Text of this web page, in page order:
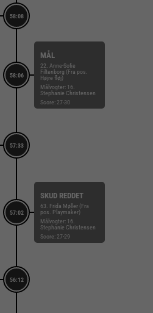
58:08
58:06
MÅL
22. Anne-Sofie
Filtenborg (Fra pos.
Højre fløj)
Målvogter: 16.
Stephanie Christensen
Score: 27-30
57:33
57:02
SKUD REDDET
63. Frida Møller (Fra
pos. Playmaker)
Målvogter: 16.
Stephanie Christensen
Score: 27-29
56:12